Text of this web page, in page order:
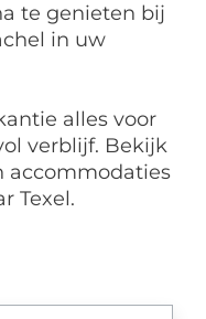
te genieten bij
in uw
alles voor
verblijf. Bekijk
accommodaties
Texel.